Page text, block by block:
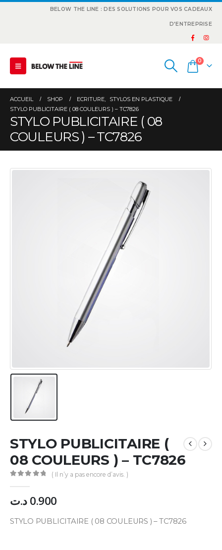
BELOW THE LINE : DES SOLUTIONS POUR VOS CADEAUX
D'ENTREPRISE
0
ACCUEIL SHOP ECRITURE,
STYLOS EN PLASTIQUE
STYLO PUBLICITAIRE ( 08 COULEURS ) – TC7826
STYLO PUBLICITAIRE ( 08
COULEURS ) – TC7826
STYLO PUBLICITAIRE (
08 COULEURS ) – TC7826
( Il n’y a pas encore d’avis. )
0.900 د.ت
STYLO PUBLICITAIRE ( 08 COULEURS ) – TC7826